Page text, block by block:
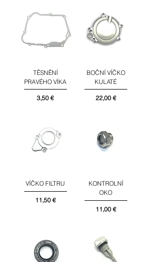
TĚSNĚNÍ
PRAVÉHO VÍKA
Cena
3,50 €
BOČNÍ VÍČKO
KULATÉ
Cena
22,00 €
VÍČKO FILTRU
Cena
11,50 €
KONTROLNÍ
OKO
Cena
11,00 €